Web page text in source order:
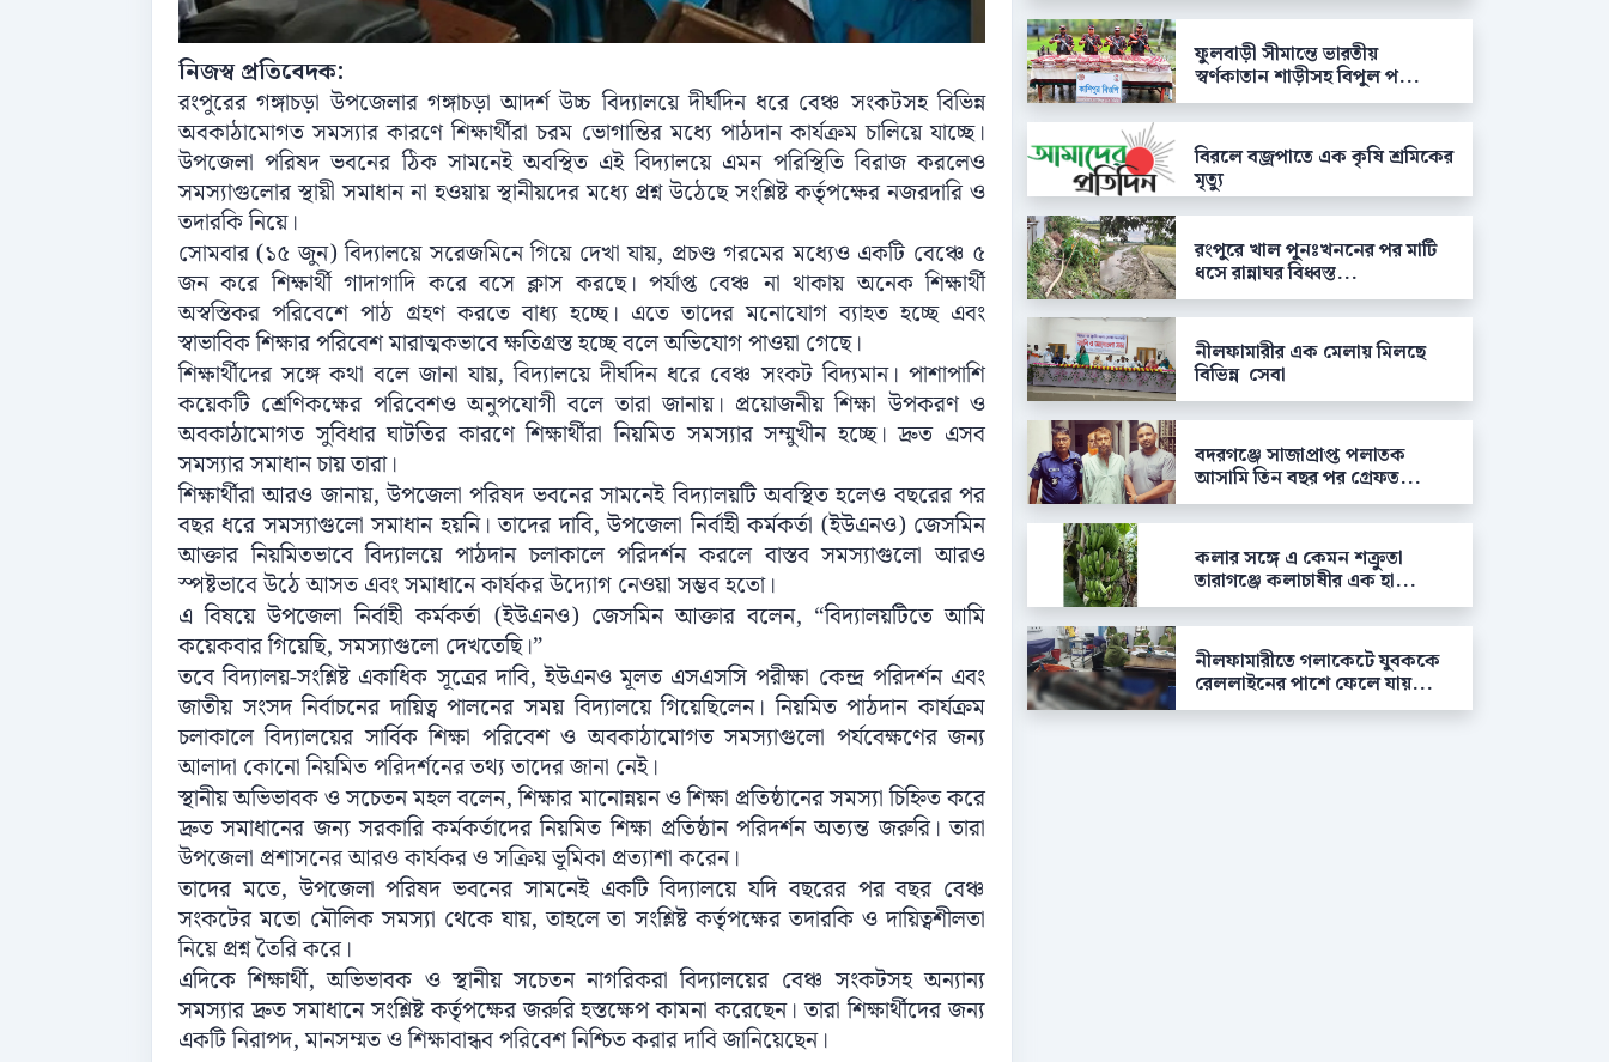
নিজস্ব প্রতিবেদক:
রংপুরের গঙ্গাচড়া উপজেলার গঙ্গাচড়া আদর্শ উচ্চ বিদ্যালয়ে দীর্ঘদিন ধরে বেঞ্চ সংকটসহ বিভিন্ন
অবকাঠামোগত সমস্যার কারণে শিক্ষার্থীরা চরম ভোগান্তির মধ্যে পাঠদান কার্যক্রম চালিয়ে যাচ্ছে।
উপজেলা পরিষদ ভবনের ঠিক সামনেই অবস্থিত এই বিদ্যালয়ে এমন পরিস্থিতি বিরাজ করলেও
সমস্যাগুলোর স্থায়ী সমাধান না হওয়ায় স্থানীয়দের মধ্যে প্রশ্ন উঠেছে সংশ্লিষ্ট কর্তৃপক্ষের নজরদারি ও
তদারকি নিয়ে।
সোমবার (১৫ জুন) বিদ্যালয়ে সরেজমিনে গিয়ে দেখা যায়, প্রচণ্ড গরমের মধ্যেও একটি বেঞ্চে ৫
জন করে শিক্ষার্থী গাদাগাদি করে বসে ক্লাস করছে। পর্যাপ্ত বেঞ্চ না থাকায় অনেক শিক্ষার্থী
অস্বস্তিকর পরিবেশে পাঠ গ্রহণ করতে বাধ্য হচ্ছে। এতে তাদের মনোযোগ ব্যাহত হচ্ছে এবং
স্বাভাবিক শিক্ষার পরিবেশ মারাত্মকভাবে ক্ষতিগ্রস্ত হচ্ছে বলে অভিযোগ পাওয়া গেছে।
শিক্ষার্থীদের সঙ্গে কথা বলে জানা যায়, বিদ্যালয়ে দীর্ঘদিন ধরে বেঞ্চ সংকট বিদ্যমান। পাশাপাশি
কয়েকটি শ্রেণিকক্ষের পরিবেশও অনুপযোগী বলে তারা জানায়। প্রয়োজনীয় শিক্ষা উপকরণ ও
অবকাঠামোগত সুবিধার ঘাটতির কারণে শিক্ষার্থীরা নিয়মিত সমস্যার সম্মুখীন হচ্ছে। দ্রুত এসব
সমস্যার সমাধান চায় তারা।
শিক্ষার্থীরা আরও জানায়, উপজেলা পরিষদ ভবনের সামনেই বিদ্যালয়টি অবস্থিত হলেও বছরের পর
বছর ধরে সমস্যাগুলো সমাধান হয়নি। তাদের দাবি, উপজেলা নির্বাহী কর্মকর্তা (ইউএনও) জেসমিন
আক্তার নিয়মিতভাবে বিদ্যালয়ে পাঠদান চলাকালে পরিদর্শন করলে বাস্তব সমস্যাগুলো আরও
স্পষ্টভাবে উঠে আসত এবং সমাধানে কার্যকর উদ্যোগ নেওয়া সম্ভব হতো।
এ বিষয়ে উপজেলা নির্বাহী কর্মকর্তা (ইউএনও) জেসমিন আক্তার বলেন, “বিদ্যালয়টিতে আমি
কয়েকবার গিয়েছি, সমস্যাগুলো দেখতেছি।”
তবে বিদ্যালয়-সংশ্লিষ্ট একাধিক সূত্রের দাবি, ইউএনও মূলত এসএসসি পরীক্ষা কেন্দ্র পরিদর্শন এবং
জাতীয় সংসদ নির্বাচনের দায়িত্ব পালনের সময় বিদ্যালয়ে গিয়েছিলেন। নিয়মিত পাঠদান কার্যক্রম
চলাকালে বিদ্যালয়ের সার্বিক শিক্ষা পরিবেশ ও অবকাঠামোগত সমস্যাগুলো পর্যবেক্ষণের জন্য
আলাদা কোনো নিয়মিত পরিদর্শনের তথ্য তাদের জানা নেই।
স্থানীয় অভিভাবক ও সচেতন মহল বলেন, শিক্ষার মানোন্নয়ন ও শিক্ষা প্রতিষ্ঠানের সমস্যা চিহ্নিত করে
দ্রুত সমাধানের জন্য সরকারি কর্মকর্তাদের নিয়মিত শিক্ষা প্রতিষ্ঠান পরিদর্শন অত্যন্ত জরুরি। তারা
উপজেলা প্রশাসনের আরও কার্যকর ও সক্রিয় ভূমিকা প্রত্যাশা করেন।
তাদের মতে, উপজেলা পরিষদ ভবনের সামনেই একটি বিদ্যালয়ে যদি বছরের পর বছর বেঞ্চ
সংকটের মতো মৌলিক সমস্যা থেকে যায়, তাহলে তা সংশ্লিষ্ট কর্তৃপক্ষের তদারকি ও দায়িত্বশীলতা
নিয়ে প্রশ্ন তৈরি করে।
এদিকে শিক্ষার্থী, অভিভাবক ও স্থানীয় সচেতন নাগরিকরা বিদ্যালয়ের বেঞ্চ সংকটসহ অন্যান্য
সমস্যার দ্রুত সমাধানে সংশ্লিষ্ট কর্তৃপক্ষের জরুরি হস্তক্ষেপ কামনা করেছেন। তারা শিক্ষার্থীদের জন্য
একটি নিরাপদ, মানসম্মত ও শিক্ষাবান্ধব পরিবেশ নিশ্চিত করার দাবি জানিয়েছেন।
ফুলবাড়ী সীমান্তে ভারতীয়
স্বর্ণকাতান শাড়ীসহ বিপুল প...
বিরলে বজ্রপাতে এক কৃষি শ্রমিকের
মৃত্যু
রংপুরে খাল পুনঃখননের পর মাটি
ধসে রান্নাঘর বিধ্বস্ত...
নীলফামারীর এক মেলায় মিলছে
বিভিন্ন সেবা
বদরগঞ্জে সাজাপ্রাপ্ত পলাতক
আসামি তিন বছর পর গ্রেফত...
কলার সঙ্গে এ কেমন শক্রুতা
তারাগঞ্জে কলাচাষীর এক হা...
নীলফামারীতে গলাকেটে যুবককে
রেললাইনের পাশে ফেলে যায়...